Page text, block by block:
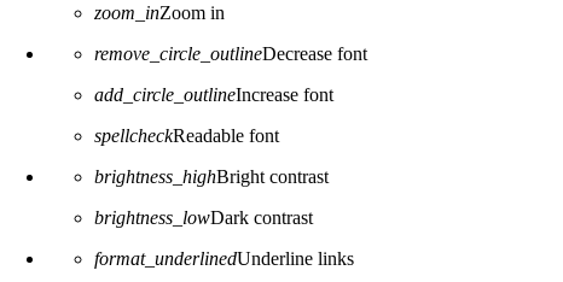
zoom_inZoom in
remove_circle_outlineDecrease font
add_circle_outlineIncrease font
spellcheckReadable font
brightness_highBright contrast
brightness_lowDark contrast
format_underlinedUnderline links